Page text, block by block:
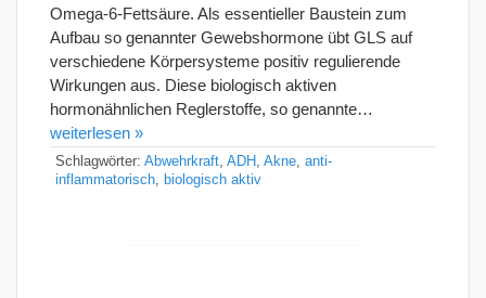
Omega-6-Fettsäure. Als essentieller Baustein zum
Aufbau so genannter Gewebshormone übt GLS auf
verschiedene Körpersysteme positiv regulierende
Wirkungen aus. Diese biologisch aktiven
hormonähnlichen Reglerstoffe, so genannte…
weiterlesen »
Schlagwörter: Abwehrkraft ADH Akne anti-
inflammatorisch
biologisch aktiv